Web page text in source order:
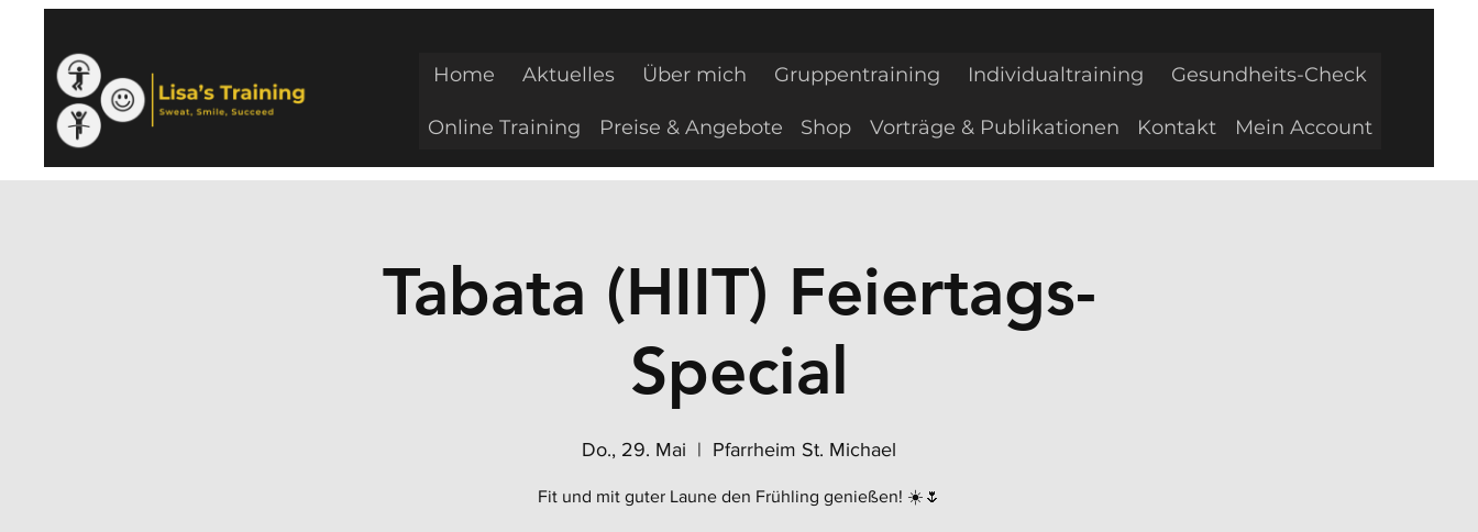
Home Aktuelles Über mich Gruppentraining Individualtraining Gesundheits-Check
Online Training Preise & Angebote Shop Vorträge & Publikationen Kontakt Mein Account
Tabata (HIIT) Feiertags-
Special
Do., 29. Mai
  |
Pfarrheim St. Michael
Fit und mit guter Laune den Frühling genießen! ☀️🌷